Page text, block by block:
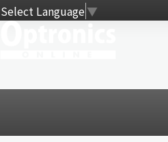
Select Language▼